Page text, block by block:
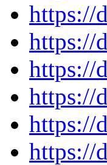
https://
https://
https://
https://
https://
https://